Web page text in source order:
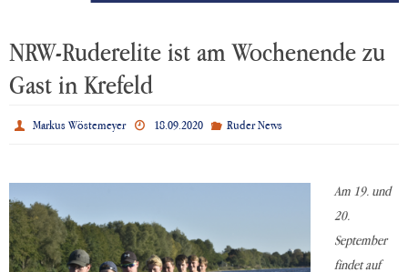
NRW-Ruderelite ist am Wochenende zu
Gast in Krefeld
Markus Wöstemeyer 18.09.2020 Ruder News
Am 19. und
20.
September
findet auf